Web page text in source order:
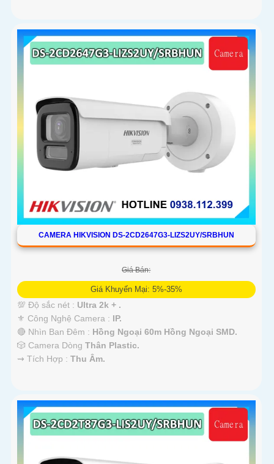
CAMERA HIKVISION DS-2CD2647G3-LIZS2UY/SRBHUN
Giá Bán:
Giá Khuyến Mại: 5%-35%
💯 Độ sắc nét : Ultra 2k + .
⚜️ Công Nghệ Camera : IP.
🔴 Nhìn Ban Đêm : Hồng Ngoại 60m Hồng Ngoại SMD.
🎲 Camera Dòng Thân Plastic.
️⇝ Tích Hợp : Thu Âm.